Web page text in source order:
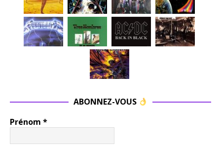
ABONNEZ-VOUS
Prénom *